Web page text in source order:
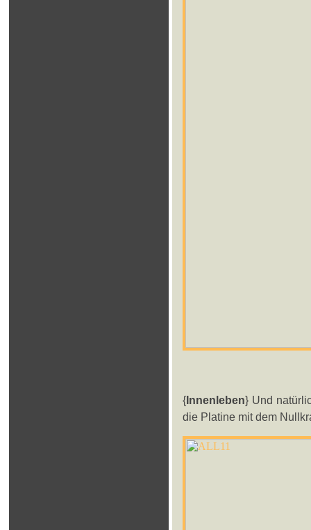
{Innenleben} Und
die Platine mit dem